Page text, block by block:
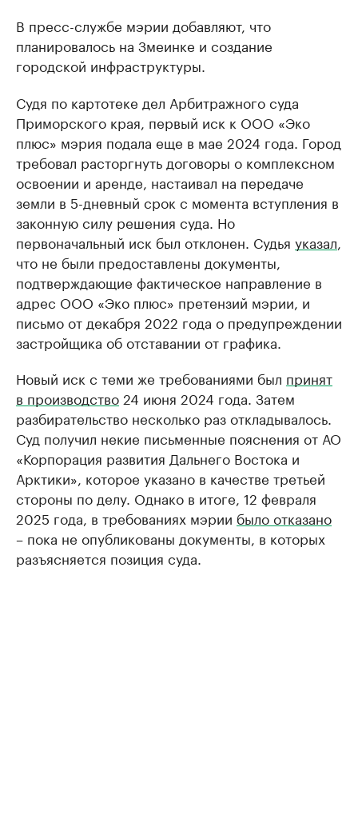
В пресс-службе мэрии добавляют, что
планировалось на Змеинке и создание
городской инфраструктуры.
Судя по картотеке дел Арбитражного суда
Приморского края, первый иск к ООО «Эко
плюс» мэрия подала еще в мае 2024 года. Город
требовал расторгнуть договоры о комплексном
освоении и аренде, настаивал на передаче
земли в 5-дневный срок с момента вступления в
законную силу решения суда. Но
первоначальный иск был отклонен. Судья указал
что не были предоставлены документы,
подтверждающие фактическое направление в
адрес ООО «Эко плюс» претензий мэрии, и
письмо от декабря 2022 года о предупреждении
застройщика об отставании от графика.
Новый иск с теми же требованиями был принят
в производство 24 июня 2024 года. Затем
разбирательство несколько раз откладывалось.
Суд получил некие письменные пояснения от АО
«Корпорация развития Дальнего Востока и
Арктики», которое указано в качестве третьей
стороны по делу. Однако в итоге, 12 февраля
2025 года, в требованиях мэрии было отказано
– пока не опубликованы документы, в которых
разъясняется позиция суда.